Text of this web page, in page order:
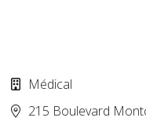
Médical
215 Boulevard